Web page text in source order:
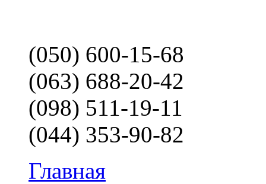
(050) 600-15-68
(063) 688-20-42
(098) 511-19-11
(044) 353-90-82
Главная